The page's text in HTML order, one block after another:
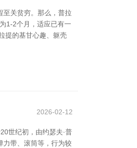
至关贫穷。那么，普拉
1-2个月，适应已有一
提的基甘心趣、躯壳
2026-02-12
世纪初，由约瑟夫·普
力带、滚筒等，行为较